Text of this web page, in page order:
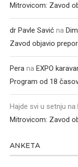
Mitrovicom: Zavod
dr Pavle Savić na
Zavod objavio
Pera na EXPO
Program od 18
Hajde svi u setnju na
Mitrovicom: Zavod
ANKETA